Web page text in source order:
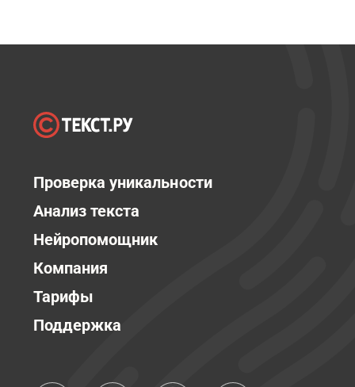
Проверка уникальности
Анализ текста
Нейропомощник
Компания
Тарифы
Поддержка